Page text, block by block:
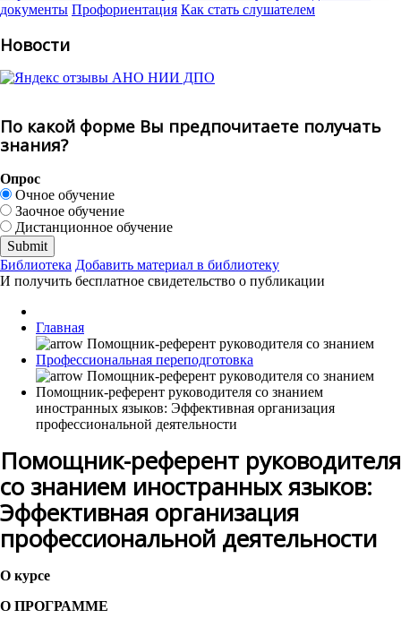
документы Профориентация Как стать слушателем
Новости
По какой форме Вы предпочитаете получать
знания?
Опрос
Очное обучение
Заочное обучение
Дистанционное обучение
Библиотека Добавить материал в библиотеку
И получить бесплатное свидетельство о публикации
Главная
Профессиональная переподготовка
Помощник-референт руководителя со знанием
иностранных языков: Эффективная организация
профессиональной деятельности
Помощник-референт руководителя
со знанием иностранных языков:
Эффективная организация
профессиональной деятельности
О курсе
О ПРОГРАММЕ